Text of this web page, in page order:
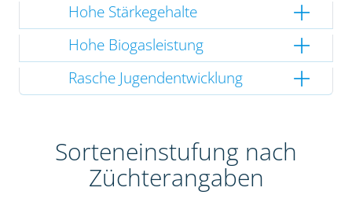
Hohe Stärkegehalte
Hohe Biogasleistung
Rasche Jugendentwicklung
Sorteneinstufung nach
Züchterangaben